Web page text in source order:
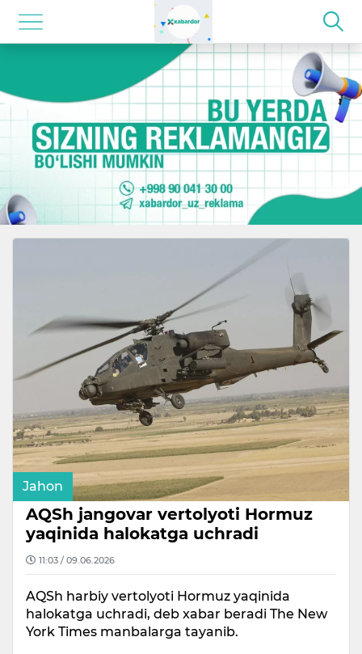
Jahon
AQSh jangovar vertolyoti Hormuz
yaqinida halokatga uchradi
11:03 / 09.06.2026
AQSh harbiy vertolyoti Hormuz yaqinida
halokatga uchradi, deb xabar beradi The New
York Times manbalarga tayanib.